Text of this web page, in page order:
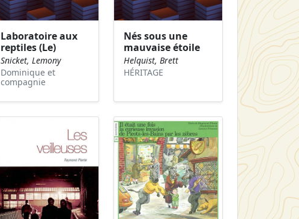
Laboratoire aux
reptiles (Le)
Snicket, Lemony
Dominique et
compagnie
Nés sous une
mauvaise étoile
Helquist, Brett
HÉRITAGE